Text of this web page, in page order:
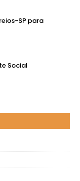
SP para
Social